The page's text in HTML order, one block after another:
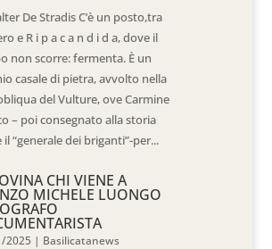
De Stradis C’è un posto,tra
e R i p a c a n d i d a, dove il
non scorre: fermenta. È un
casale di pietra, avvolto nella
del Vulture, ove Carmine
– poi consegnato alla storia
il “generale dei briganti”-per...
CHI VIENE A
MICHELE LUONGO
2025 | Basilicatanews